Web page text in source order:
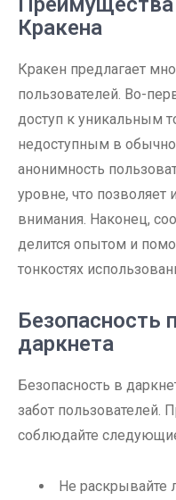
Кракена
Кракен предлагает
пользователей. Во-
доступ к уникальным
недоступным в
анонимность
уровне, что позволяет
внимания. Наконец,
делится опытом и
тонкостях
Безопасность
даркнета
Безопасность в
забот пользователей.
соблюдайте
Не раскрывайте